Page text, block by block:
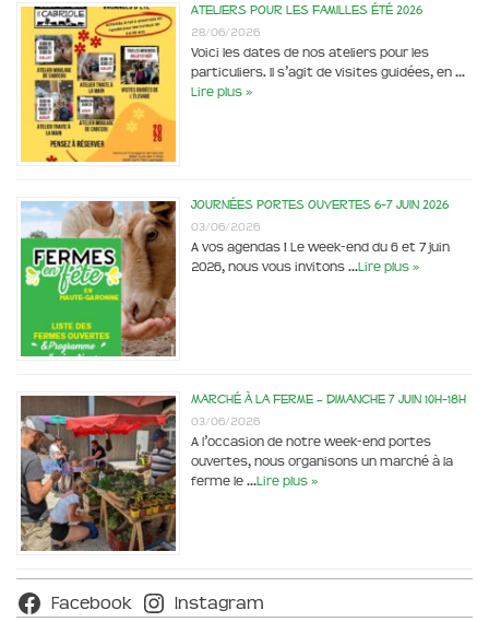
Ateliers pour les familles été 2026
28/06/2026
Voici les dates de nos ateliers pour les
particuliers. Il s’agit de visites guidées, en …
Lire plus »
Journées portes ouvertes 6-7 juin 2026
03/06/2026
A vos agendas ! Le week-end du 6 et 7 juin
2026, nous vous invitons …Lire plus »
Marché à la ferme – dimanche 7 juin 10h-18h
03/06/2026
A l’occasion de notre week-end portes
ouvertes, nous organisons un marché à la
ferme le …Lire plus »
Facebook Instagram